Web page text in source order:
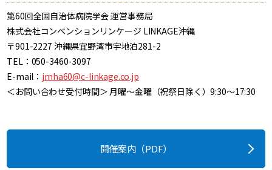
第60回全国自治体病院学会 運営事務局
株式会社コンベンションリンケージ LINKAGE沖縄
〒901-2227 沖縄県宜野湾市宇地泊281-2
TEL：050-3460-3097
E-mail： jmha60@c-linkage.co.jp
＜お問い合わせ受付時間＞ 月曜～金曜（祝祭日除く）9:30～17:30
開催案内（PDF）